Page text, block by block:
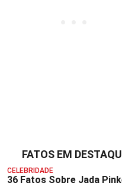
FATOS EM
CELEBRIDADE
36 Fatos Sobre Jada